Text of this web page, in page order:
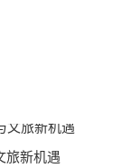
旅新机遇